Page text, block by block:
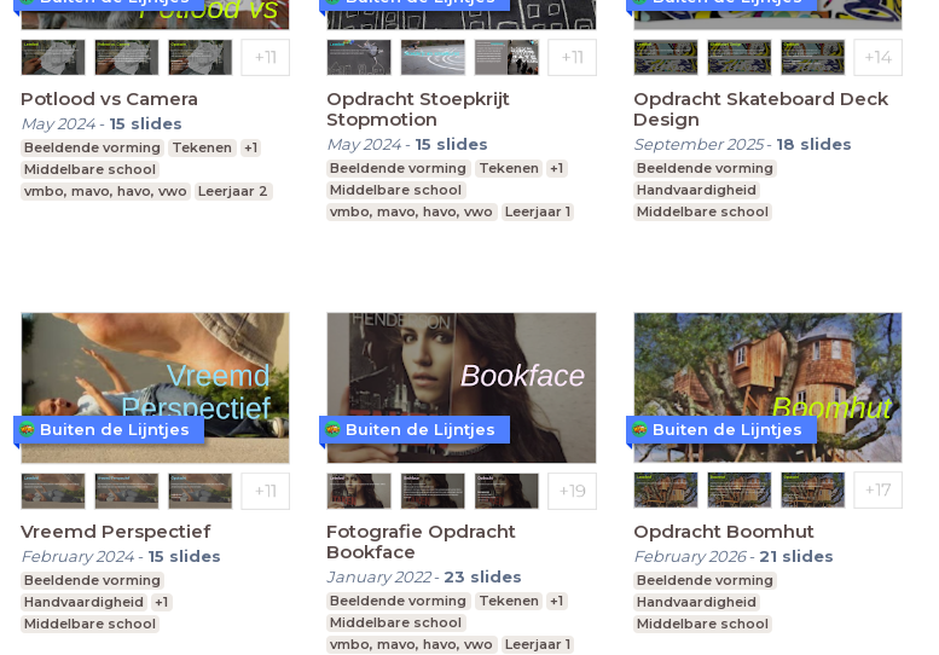
Potlood vs Camera
May 2024- 15 slides
Beeldende vorming Tekenen
+1
Middelbare school
vmbo, mavo, havo, vwo
Leerjaar 2
Opdracht Stoepkrijt
Stopmotion
May 2024- 15 slides
Beeldende vorming Tekenen
+1
Middelbare school
vmbo, mavo, havo, vwo
Leerjaar 1
Opdracht Skateboard Deck
Design
September 2025- 18 slides
Beeldende vorming
Handvaardigheid
Middelbare school
Vreemd Perspectief
February 2024- 15 slides
Beeldende vorming
Handvaardigheid
+1
Middelbare school
Buiten de Lijntjes
Fotografie Opdracht
Bookface
January 2022- 23 slides
Beeldende vorming Tekenen
+1
Middelbare school
vmbo, mavo, havo, vwo
Leerjaar 1
Buiten de Lijntjes
Opdracht Boomhut
February 2026- 21 slides
Beeldende vorming
Handvaardigheid
Middelbare school
Buiten de Lijntjes